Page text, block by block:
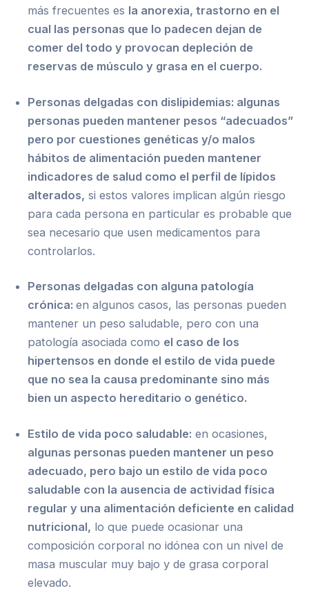
más frecuentes es la anorexia, trastorno en el
cual las personas que lo padecen dejan de
comer del todo y provocan depleción de
reservas de músculo y grasa en el cuerpo.
Personas delgadas con dislipidemias: algunas
personas pueden mantener pesos “adecuados”
pero por cuestiones genéticas y/o malos
hábitos de alimentación pueden mantener
indicadores de salud como el perfil de lípidos
alterados, si estos valores implican algún riesgo
para cada persona en particular es probable que
sea necesario que usen medicamentos para
controlarlos.
Personas delgadas con alguna patología
crónica: en algunos casos, las personas pueden
mantener un peso saludable, pero con una
patología asociada como el caso de los
hipertensos en donde el estilo de vida puede
que no sea la causa predominante sino más
bien un aspecto hereditario o genético.
Estilo de vida poco saludable: en ocasiones,
algunas personas pueden mantener un peso
adecuado, pero bajo un estilo de vida poco
saludable con la ausencia de actividad física
regular y una alimentación deficiente en calidad
nutricional, lo que puede ocasionar una
composición corporal no idónea con un nivel de
masa muscular muy bajo y de grasa corporal
elevado.